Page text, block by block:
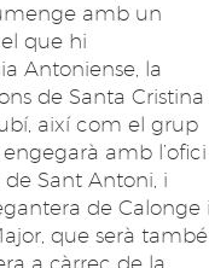
amb un
que hi
Antoniense, la
de Santa Cristina
així com el grup
amb l’ofici
Sant Antoni, i
de Calonge
que serà també